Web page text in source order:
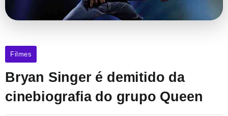
Filmes
Bryan Singer é demitido da
cinebiografia do grupo Queen